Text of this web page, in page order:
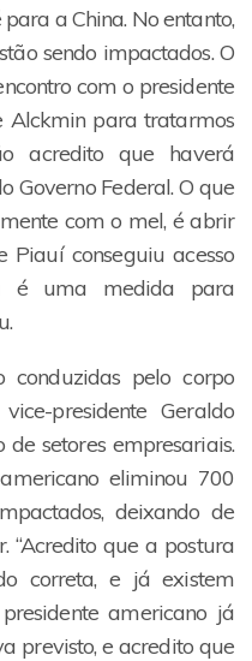
a China. No entanto,
sendo impactados. O
com o presidente
Alckmin para tratarmos
acredito que haverá
Governo Federal. O que
com o mel, é abrir
conseguiu acesso
é uma medida para
conduzidas pelo corpo
presidente Geraldo
setores empresariais.
eliminou 700
deixando de
“Acredito que a postura
correta, e já existem
americano já
previsto, e acredito que